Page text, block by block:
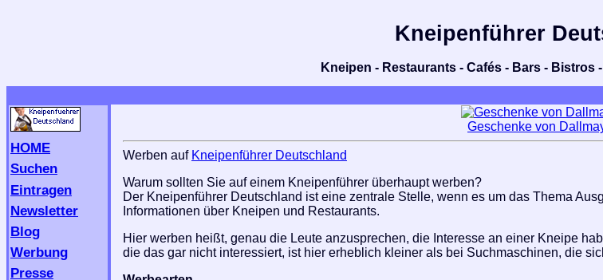
Kneipenführer
Kneipen - Restaurants - Cafés - Bars - Bistros
HOME
Suchen
Eintragen
Newsletter
Blog
Werbung
Presse
Geschenke von
Werben auf Kneipenführer Deutschland
Warum sollten Sie auf einem Kneipenführer überhaupt werben?
Der Kneipenführer Deutschland ist eine zentrale Stelle, wenn es um das Thema
Informationen über Kneipen und Restaurants.
Hier werben heißt, genau die Leute anzusprechen, die Interesse an einer Kneipe
die das gar nicht interessiert, ist hier erheblich kleiner als bei Suchmaschinen, die